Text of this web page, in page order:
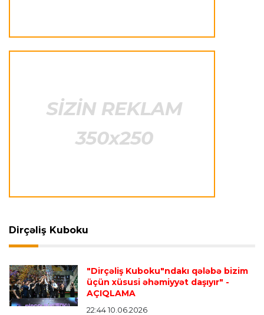
23:01 06.08.2026
Semih Kılıçsoy "Beşiktaş"a qələbə qazandırdı
Transfer
İspaniya L.L. 22:36 06.08.2026
Mourinyo Rodrinin transferi ilə bağlı yaşananlara
Dirçəliş Kuboku
"Dirçəliş Kuboku"ndakı qələbə bizim
üçün xüsusi əhəmiyyət daşıyır" -
AÇIQLAMA
22:44 10.06.2026